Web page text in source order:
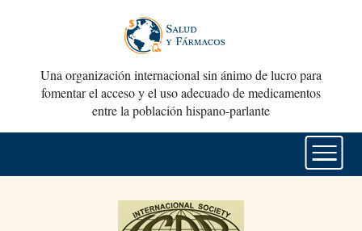
Una organización internacional sin ánimo de lucro para
fomentar el acceso y el uso adecuado de medicamentos
entre la población hispano-parlante